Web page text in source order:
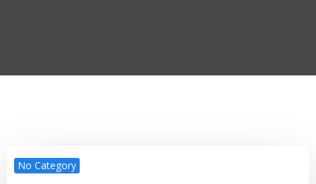
No Category